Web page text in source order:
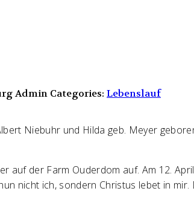
Admin Categories: Lebenslauf
Niebuhr und Hilda geb. Meyer
auf der Farm Ouderdom auf. Am 12.
nicht ich, sondern Christus lebet in